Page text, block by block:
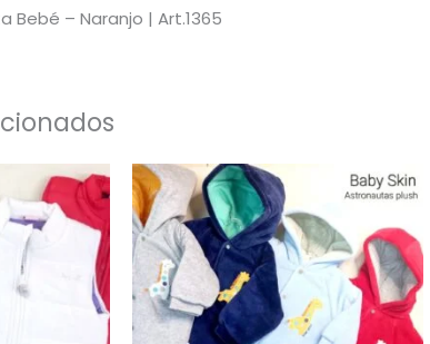
Bebé – Naranjo | Art.1365